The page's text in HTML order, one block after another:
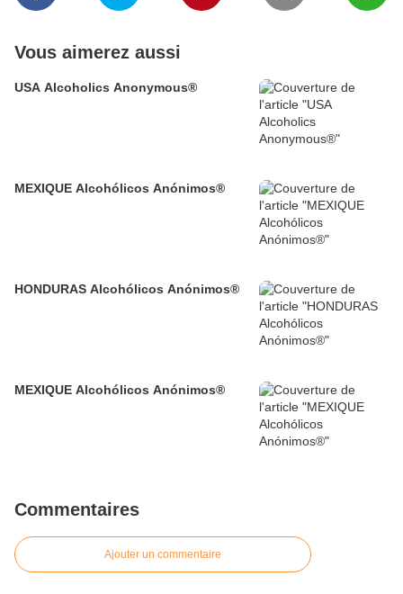
Vous aimerez aussi
USA Alcoholics Anonymous®
MEXIQUE Alcohólicos Anónimos®
HONDURAS Alcohólicos Anónimos®
MEXIQUE Alcohólicos Anónimos®
Commentaires
Ajouter un commentaire